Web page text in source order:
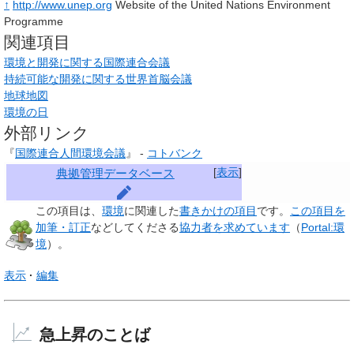
↑ http://www.unep.org Website of the United Nations Environment
Programme
関連項目
環境と開発に関する国際連合会議
持続可能な開発に関する世界首脳会議
地球地図
環境の日
外部リンク
『国際連合人間環境会議』 - コトバンク
[表示]
典拠管理データベース
この項目は、 環境に関連した書きかけの項目 です。 この項目を
加筆・訂正などしてくださる協力者を求めています （Portal:環
境）。
表示 編集
急上昇のことば